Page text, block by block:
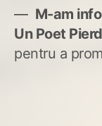
M-am
Un Poet
pentru a